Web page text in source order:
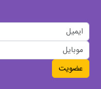
عضویت